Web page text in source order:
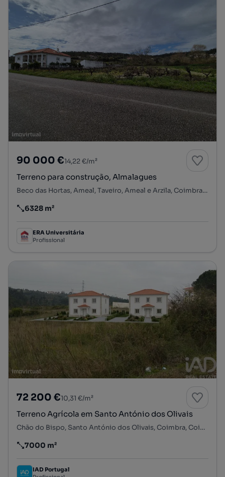
90 000 €14,22 €/m²
Terreno para construção, Almalagues
Beco das Hortas, Ameal, Taveiro, Ameal e Arzila, Coimbra, Coimbra
Preço por metro quadrado
6328 m²
ERA Universitária
Profissional
72 200 €10,31 €/m²
Terreno Agrícola em Santo António dos Olivais
Chão do Bispo, Santo António dos Olivais, Coimbra, Coimbra
Preço por metro quadrado
7000 m²
IAD Portugal